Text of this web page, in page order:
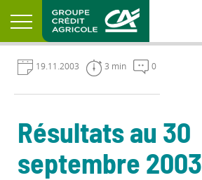
19.11.2003 3 min 0
Résultats au 30
septembre 2003